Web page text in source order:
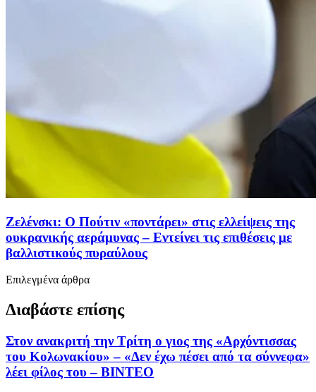
Ζελένσκι: Ο Πούτιν «ποντάρει» στις ελλείψεις της
ουκρανικής αεράμυνας – Εντείνει τις επιθέσεις με
βαλλιστικούς πυραύλους
Επιλεγμένα άρθρα
Διαβάστε επίσης
Στον ανακριτή την Τρίτη ο γιος της «Αρχόντισσας
του Κολωνακίου» – «Δεν έχω πέσει από τα σύννεφα»
λέει φίλος του – ΒΙΝΤΕΟ